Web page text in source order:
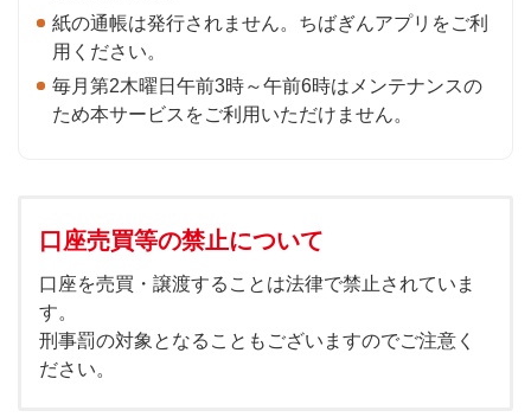
紙の通帳は発行されません。ちばぎんアプリをご利
用ください。
毎月第2木曜日午前3時～午前6時はメンテナンスの
ため本サービスをご利用いただけません。
口座売買等の禁止について
口座を売買・譲渡することは法律で禁止されていま
す。
刑事罰の対象となることもございますのでご注意く
ださい。